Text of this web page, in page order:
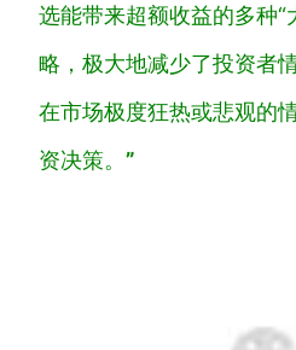
选能带来超额收益的多种“
略，极大地减少了投资者
在市场极度狂热或悲观的
资决策。 ”